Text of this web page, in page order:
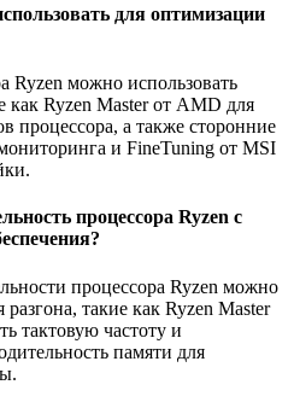
для оптимизации
Ryzen можно использовать
Ryzen Master от AMD для
процессора, а также сторонние
и FineTuning от MSI
процессора Ryzen с
процессора Ryzen можно
такие как Ryzen Master
тактовую частоту и
памяти для